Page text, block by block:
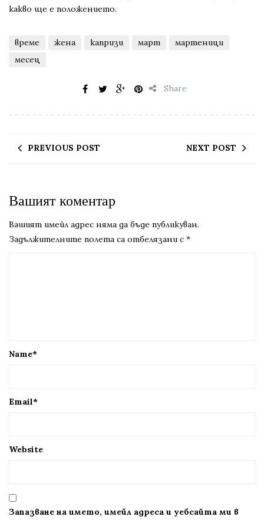
какво ще е положението.
време жена капризи март
мартеници
месец
Share
PREVIOUS POST NEXT POST
Вашият коментар
Вашият имейл адрес няма да бъде публикуван.
Задължителните полета са отбелязани с *
Name*
Email*
Website
Запазване на името, имейл адреса и уебсайта ми в